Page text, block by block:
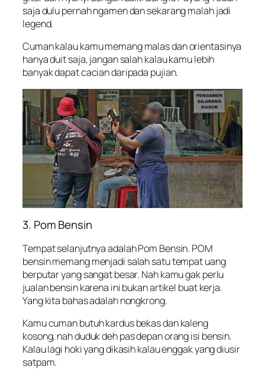
saja dulu pernah ngamen dan sekarang malah jadi
legend.
Cuman kalau kamu memang malas dan orientasinya
hanya duit saja, jangan salah kalau kamu lebih
banyak dapat cacian daripada pujian.
3. Pom Bensin
Tempat selanjutnya adalah Pom Bensin. POM
bensin memang menjadi salah satu tempat uang
berputar yang sangat besar. Nah kamu gak perlu
jualan bensin karena ini bukan artikel buat kerja.
Yang kita bahas adalah nongkrong.
Kamu cuman butuh kardus bekas dan kaleng
kosong, nah duduk deh pas depan orang isi bensin.
Kalau lagi hoki yang dikasih kalau enggak yang diusir
satpam.